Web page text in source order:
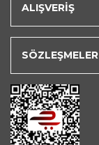
ALIŞVERİŞ
SÖZLEŞMELER